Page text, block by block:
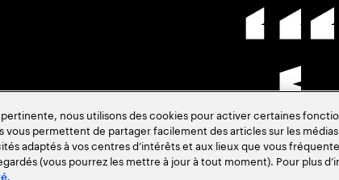
nous utilisons des cookies pour activer certaines
permettent de partager facilement des articles sur les
adaptés à vos centres d’intérêts et aux lieux que vous
(vous pourrez les mettre à jour à tout moment). Pour plus
.